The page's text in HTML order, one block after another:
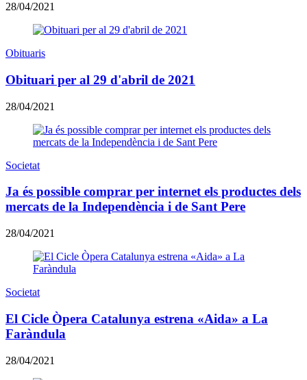
28/04/2021
Obituaris
Obituari per al 29 d'abril de 2021
28/04/2021
Societat
Ja és possible comprar per internet els productes dels
mercats de la Independència i de Sant Pere
28/04/2021
Societat
El Cicle Òpera Catalunya estrena «Aida» a La
Faràndula
28/04/2021